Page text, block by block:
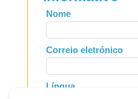
Leave
this
field
blank
Nome
Correio eletrónico
Língua